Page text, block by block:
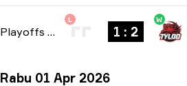
Playoffs
L
1 : 2
W
Rabu 01 Apr 2026